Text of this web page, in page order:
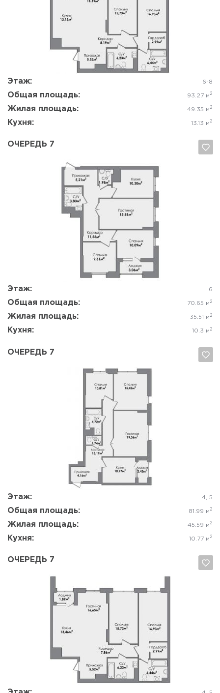
Этаж: 6-8
Общая площадь: 93.27 м 2
Жилая площадь: 49.35 м 2
Кухня: 13.13 м 2
Да, удалить
ОЧЕРЕДЬ 7
Этаж: 6
Общая площадь: 70.65 м 2
Жилая площадь: 35.51 м 2
Кухня: 10.3 м 2
Да, удалить Отмена
ОЧЕРЕДЬ 7
Этаж: 4, 5
Общая площадь: 81.99 м 2
Жилая площадь: 45.59 м 2
Кухня: 10.77 м 2
Да, удалить
ОЧЕРЕДЬ 7
Да, удалить